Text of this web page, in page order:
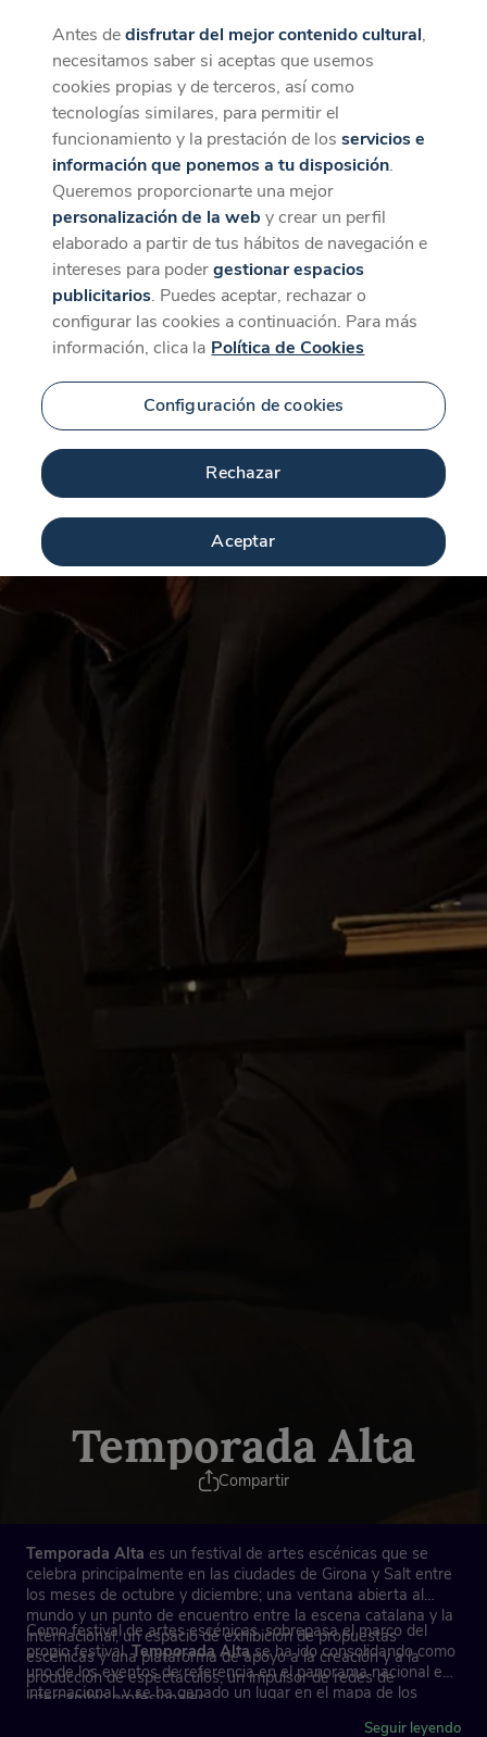
CaixaForum+
La mejor experiencia desde la App
Descargar
Temporada Alta
Compartir
Temporada Alta es un festival de artes escénicas que se
celebra principalmente en las ciudades de Girona y Salt entre
los meses de octubre y diciembre; una ventana abierta al
mundo y un punto de encuentro entre la escena catalana y la
internacional, un espacio de exhibición de propuestas
escénicas y una plataforma de apoyo a la creación y a la
producción de espectáculos, un impulsor de redes de
intercambio profesionales.
Como festival de artes escénicas, sobrepasa el marco del
propio festival.Temporada Altase ha ido consolidando como
uno de los eventos de referencia en el panorama nacional e
internacional, y se ha ganado un lugar en el mapa de los
Seguir leyendo
Antes dedisfrutar del mejor contenido cultural,
necesitamos saber si aceptas que usemos
cookies propias y de terceros, así como
tecnologías similares, para permitir el
funcionamiento y la prestación de losservicios e
información que ponemos a tu disposición.
Queremos proporcionarte una mejor
personalización de la web y crear un perfil
elaborado a partir de tus hábitos de navegación e
intereses para podergestionar espacios
publicitarios. Puedes aceptar, rechazar o
configurar las cookies a continuación. Para más
información, clica la Política de Cookies
Configuración de cookies
Rechazar
Aceptar